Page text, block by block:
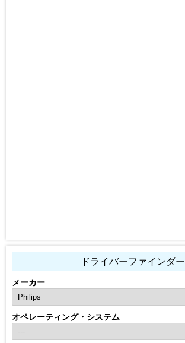
ドライバーファインダー
メーカー
オペレーティング・システム